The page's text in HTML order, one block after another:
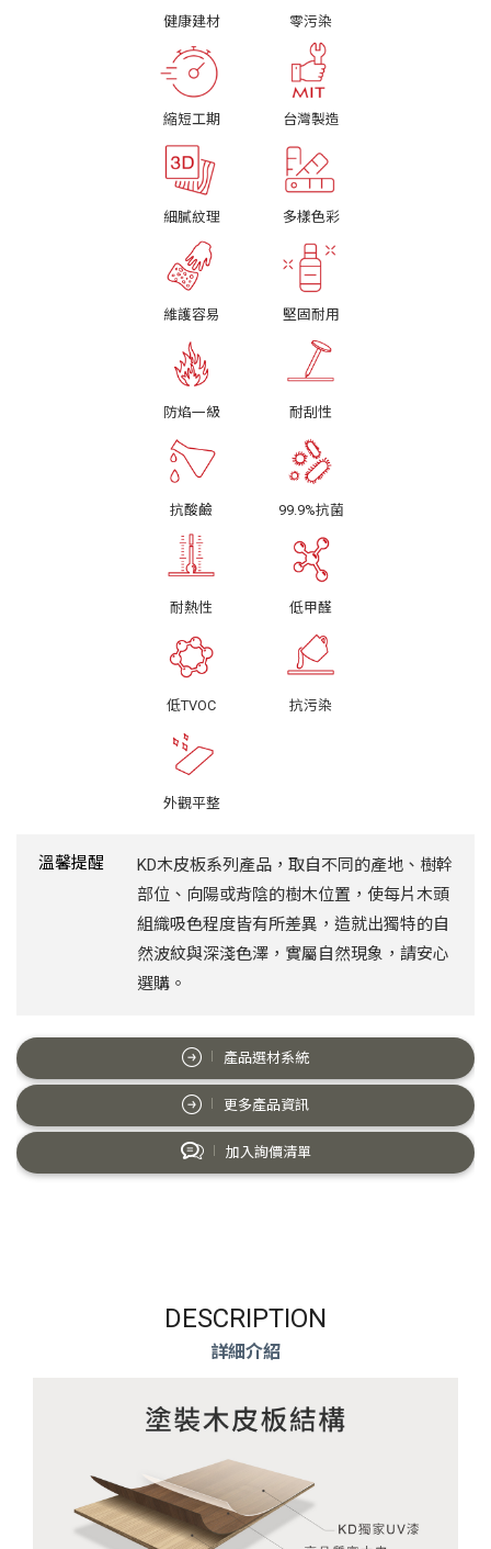
健康建材 零污染
縮短工期 台灣製造
細膩紋理 多樣色彩
維護容易 堅固耐用
防焰一級 耐刮性
抗酸鹼 99.9%抗菌
耐熱性 低甲醛
低TVOC 抗污染
外觀平整
溫馨提醒
KD木皮板系列產品，取自不同的產地、樹幹
部位、向陽或背陰的樹木位置，使每片木頭
組織吸色程度皆有所差異，造就出獨特的自
然波紋與深淺色澤，實屬自然現象，請安心
選購。
產品選材系統
更多產品資訊
加入詢價清單
DESCRIPTION
詳細介紹